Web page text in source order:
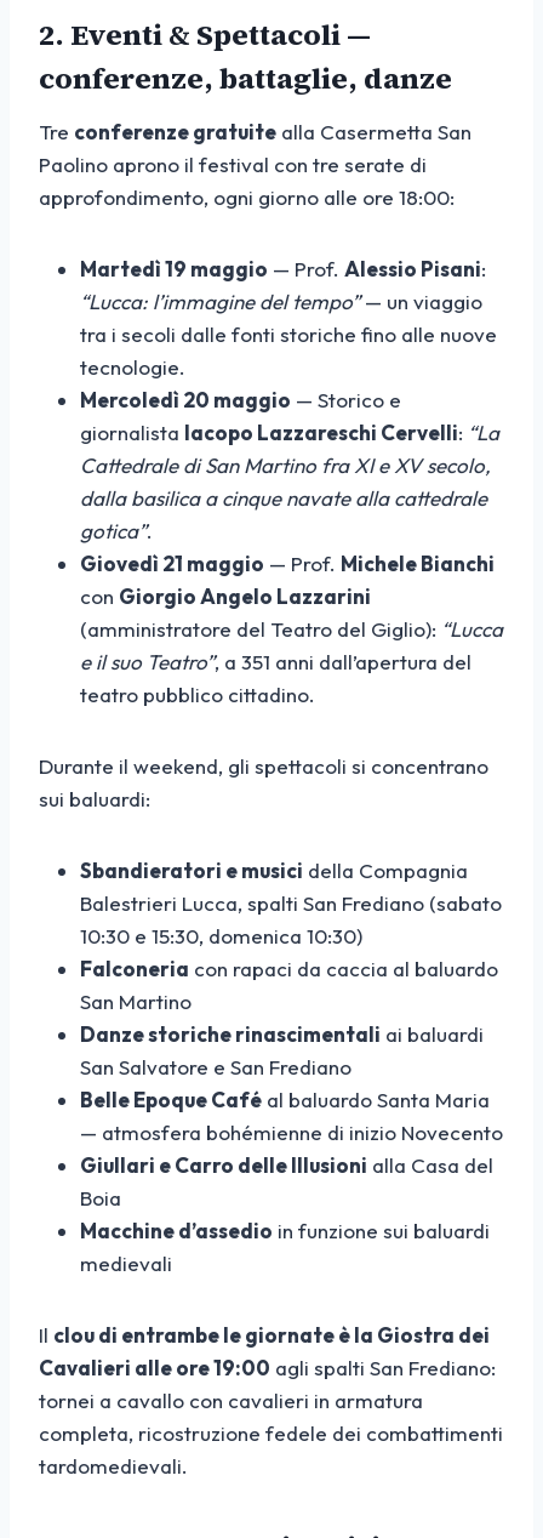
2. Eventi & Spettacoli —
conferenze, battaglie, danze
Tre conferenze gratuite alla Casermetta San
Paolino aprono il festival con tre serate di
approfondimento, ogni giorno alle ore 18:00:
Martedì 19 maggio — Prof. Alessio Pisani:
“Lucca: l’immagine del tempo”— un viaggio
tra i secoli dalle fonti storiche fino alle nuove
tecnologie.
Mercoledì 20 maggio — Storico e
giornalista Iacopo Lazzareschi Cervelli: “La
Cattedrale di San Martino fra XI e XV secolo,
dalla basilica a cinque navate alla cattedrale
gotica”.
Giovedì 21 maggio — Prof. Michele Bianchi
con Giorgio Angelo Lazzarini
(amministratore del Teatro del Giglio): “Lucca
e il suo Teatro”, a 351 anni dall’apertura del
teatro pubblico cittadino.
Durante il weekend, gli spettacoli si concentrano
sui baluardi:
Sbandieratori e musici della Compagnia
Balestrieri Lucca, spalti San Frediano (sabato
10:30 e 15:30, domenica 10:30)
Falconeria con rapaci da caccia al baluardo
San Martino
Danze storiche rinascimentali ai baluardi
San Salvatore e San Frediano
Belle Epoque Café al baluardo Santa Maria
— atmosfera bohémienne di inizio Novecento
Giullari e Carro delle Illusioni alla Casa del
Boia
Macchine d’assedio in funzione sui baluardi
medievali
Il clou di entrambe le giornate è la Giostra dei
Cavalieri alle ore 19:00 agli spalti San Frediano:
tornei a cavallo con cavalieri in armatura
completa, ricostruzione fedele dei combattimenti
tardomedievali.